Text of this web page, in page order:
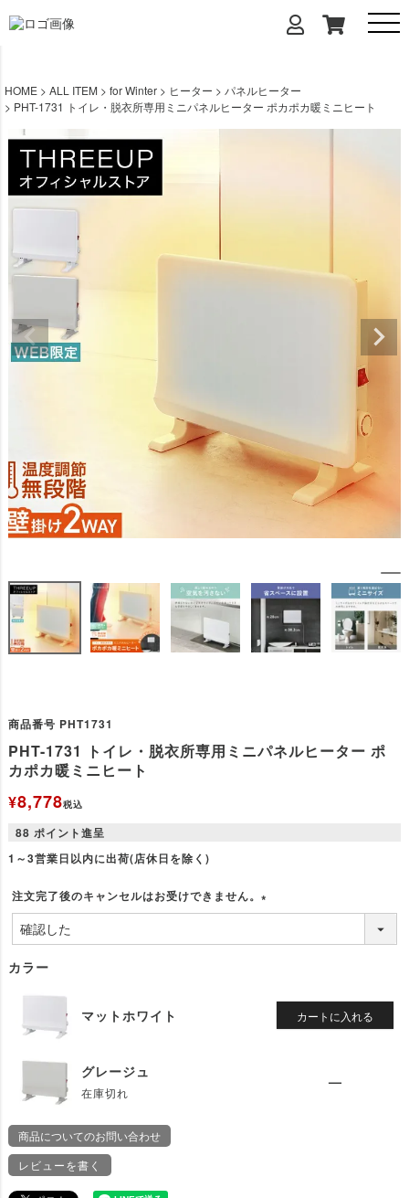
HOME ALL ITEM for Winter ヒーター
パネルヒーター
PHT-1731 トイレ・脱衣所専用ミニパネルヒーター ポカポカ暖ミニヒート
商品番号 PHT1731
PHT-1731 トイレ・脱衣所専用ミニパネルヒーター ポ
カポカ暖ミニヒート
¥8,778税込
88 ポイント進呈
1～3営業日以内に出荷(店休日を除く)
注文完了後のキャンセルはお受けできません。
必
カラー
マットホワイト カートに入れる
グレージュ
在庫切れ
—
商品についてのお問い合わせ
レビューを書く